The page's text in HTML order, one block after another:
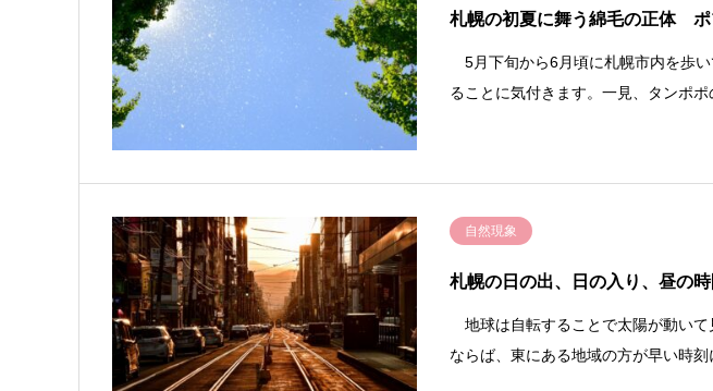
札幌の初夏に舞う綿毛の正体 ポ
5月下旬から6月頃に札幌市内を歩
ることに気付きます。一見、タンポポ
自然現象
札幌の日の出、日の入り、昼の
地球は自転することで太陽が動い
ならば、東にある地域の方が早い時刻